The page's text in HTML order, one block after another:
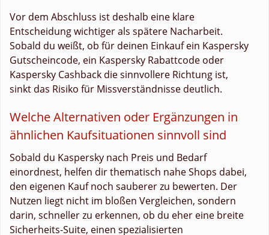
Vor dem Abschluss ist deshalb eine klare
Entscheidung wichtiger als spätere Nacharbeit.
Sobald du weißt, ob für deinen Einkauf ein Kaspersky
Gutscheincode, ein Kaspersky Rabattcode oder
Kaspersky Cashback die sinnvollere Richtung ist,
sinkt das Risiko für Missverständnisse deutlich.
Welche Alternativen oder Ergänzungen in
ähnlichen Kaufsituationen sinnvoll sind
Sobald du Kaspersky nach Preis und Bedarf
einordnest, helfen dir thematisch nahe Shops dabei,
den eigenen Kauf noch sauberer zu bewerten. Der
Nutzen liegt nicht im bloßen Vergleichen, sondern
darin, schneller zu erkennen, ob du eher eine breite
Sicherheits-Suite, einen spezialisierten